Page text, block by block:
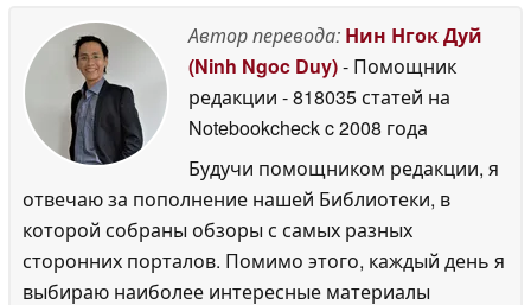
Автор перевода: Нин Нгок Дуй
(Ninh Ngoc Duy)- Помощник
редакции - 818035 статей на
Notebookcheckc 2008 года
Будучи помощником редакции, я
отвечаю за пополнение нашей Библиотеки, в
которой собраны обзоры с самых разных
сторонних порталов. Помимо этого, каждый день я
выбираю наиболее интересные материалы